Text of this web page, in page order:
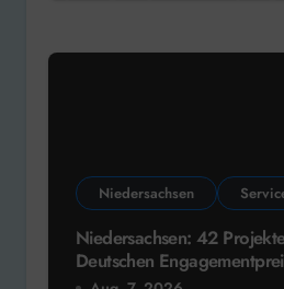
Niedersachsen
Niedersachsen: 42
Deutschen